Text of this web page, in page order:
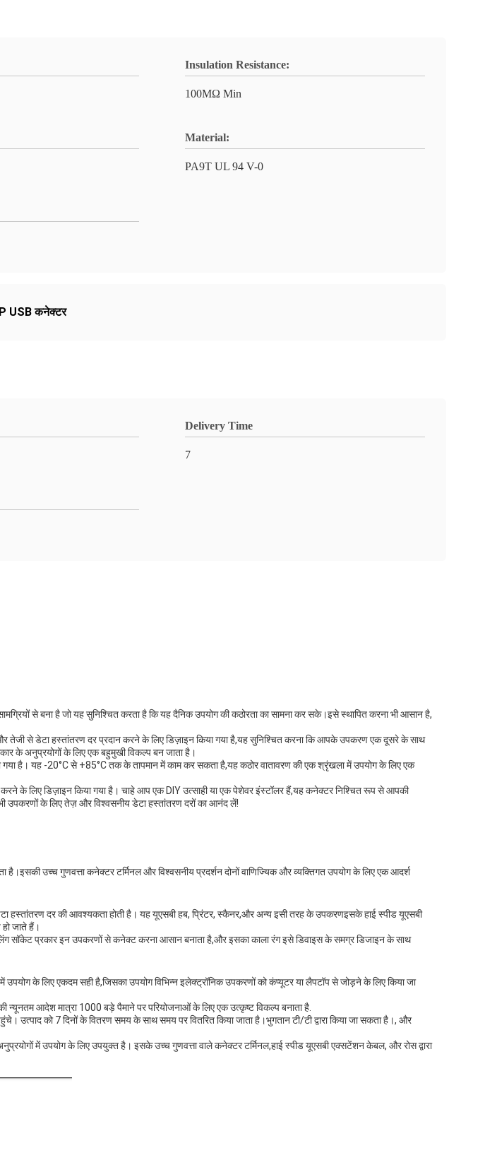
Insulation Resistance:
100MΩ Min
Material:
PA9T UL 94 V-0
USB कनेक्टर
Delivery Time
7
से बना है जो यह सुनिश्चित करता है कि यह दैनिक उपयोग की कठोरता का सामना कर सके।इसे स्थापित करना भी आसान है,
से डेटा हस्तांतरण दर प्रदान करने के लिए डिज़ाइन किया गया है,यह सुनिश्चित करना कि आपके उपकरण एक दूसरे के साथ
के अनुप्रयोगों के लिए एक बहुमुखी विकल्प बन जाता है।
गया है। यह -20°C से +85°C तक के तापमान में काम कर सकता है,यह कठोर वातावरण की एक श्रृंखला में उपयोग के लिए एक
के लिए डिज़ाइन किया गया है। चाहे आप एक DIY उत्साही या एक पेशेवर इंस्टॉलर हैं,यह कनेक्टर निश्चित रूप से आपकी
के लिए तेज़ और विश्वसनीय डेटा हस्तांतरण दरों का आनंद लें!
उच्च गुणवत्ता कनेक्टर टर्मिनल और विश्वसनीय प्रदर्शन दोनों वाणिज्यिक और व्यक्तिगत उपयोग के लिए एक आदर्श
हस्तांतरण दर की आवश्यकता होती है। यह यूएसबी हब, प्रिंटर, स्कैनर,और अन्य इसी तरह के उपकरणइसके हाई स्पीड यूएसबी
जाते हैं।
सॉकेट प्रकार इन उपकरणों से कनेक्ट करना आसान बनाता है,और इसका काला रंग इसे डिवाइस के समग्र डिजाइन के साथ
के लिए एकदम सही है,जिसका उपयोग विभिन्न इलेक्ट्रॉनिक उपकरणों को कंप्यूटर या लैपटॉप से जोड़ने के लिए किया जा
न्यूनतम आदेश मात्रा 1000 बड़े पैमाने पर परियोजनाओं के लिए एक उत्कृष्ट विकल्प बनाता है.
उत्पाद को 7 दिनों के वितरण समय के साथ समय पर वितरित किया जाता है।भुगतान टी/टी द्वारा किया जा सकता है।, और
में उपयोग के लिए उपयुक्त है। इसके उच्च गुणवत्ता वाले कनेक्टर टर्मिनल,हाई स्पीड यूएसबी एक्सटेंशन केबल, और रोस द्वारा